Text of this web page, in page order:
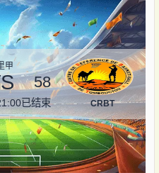
甲
58
已结束 CRBT